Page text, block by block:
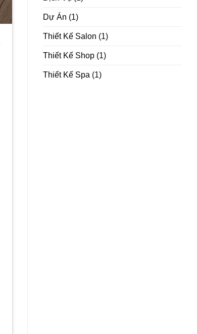
Dự Án (1)
Thiết Kế Salon (1)
Thiết Kế Shop (1)
Thiết Kế Spa (1)